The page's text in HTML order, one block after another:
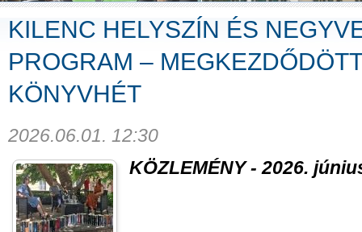
KILENC HELYSZÍN ÉS
PROGRAM –
KÖNYVHÉT
2026.06.01. 12:30
KÖZLEMÉNY - 2026.